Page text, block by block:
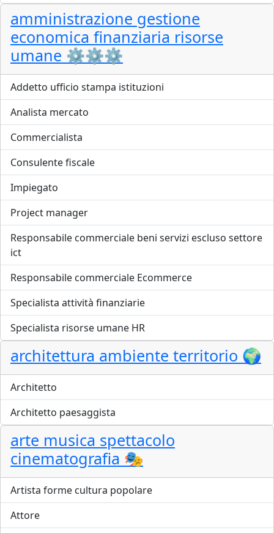
amministrazione gestione
economica finanziaria risorse
umane ⚙️⚙️⚙
Addetto ufficio stampa istituzioni
Analista mercato
Commercialista
Consulente fiscale
Impiegato
Project manager
Responsabile commerciale beni servizi escluso settore
ict
Responsabile commerciale Ecommerce
Specialista attività finanziarie
Specialista risorse umane HR
architettura ambiente territorio 🌍
Architetto
Architetto paesaggista
arte musica spettacolo
cinematografia 🎭
Artista forme cultura popolare
Attore